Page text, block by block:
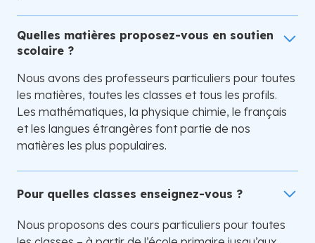
Quelles matières proposez-vous en soutien
scolaire ?
Nous avons des professeurs particuliers pour toutes
les matières, toutes les classes et tous les profils.
Les mathématiques, la physique chimie, le français
et les langues étrangères font partie de nos
matières les plus populaires.
Pour quelles classes enseignez-vous ?
Nous proposons des cours particuliers pour toutes